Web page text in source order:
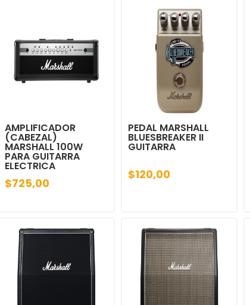
AMPLIFICADOR
(CABEZAL)
MARSHALL 100W
PARA GUITARRA
ELECTRICA
$725,00
PEDAL MARSHALL
BLUESBREAKER II
GUITARRA
$120,00